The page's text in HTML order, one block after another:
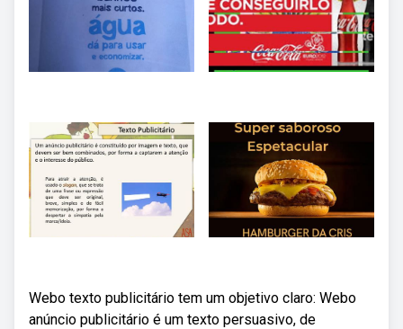
Webo texto publicitário tem um objetivo claro: Webo
anúncio publicitário é um texto persuasivo, de